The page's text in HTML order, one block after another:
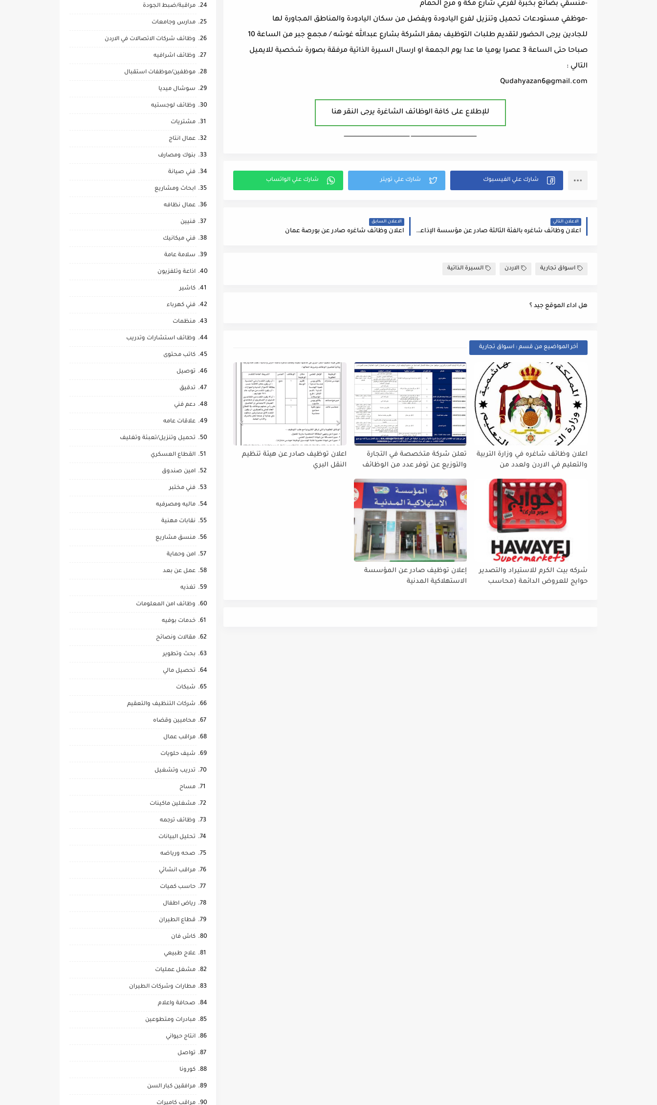
-منسقي بضائع بخبرة لفرعي شارع مكة و مرج الحمام
-موظفي مستودعات تحميل وتنزيل لفرع اليادودة ويفضل من سكان اليادودة والمناطق المجاورة لها
للجادين يرجى الحضور لتقديم طلبات التوظيف بمقر الشركة بشارع عبدالله غوشه / مجمع جبر من الساعة 10
صباحا حتى الساعة 3 عصرا يوميا ما عدا يوم الجمعة او ارسال السيرة الذاتية مرفقة بصورة شخصية للايميل
التالي :
Qudahyazan6@gmail.com
للإطلاع على كافة الوظائف الشاغرة يرجى النقر هنا
ـــــــــــــــــــــــــــــــــــــــــــــــــــــــــــــــــــ ـــــــــــــــــــــــــــــــــــــــــــــــــــــــــــــــــــ
الاعلان التالي
اعلان وظائف شاغره بالفئة الثالثة صادر عن مؤسسة الإذاعة والتلفزيون
الاعلان السابق
اعلان وظائف شاغره صادر عن بورصة عمان
اسواق تجارية الاردن السيرة الذاتية
هل اداء الموقع جيد ؟
أخر المواضيع من قسم : اسواق تجارية
اعلان وظائف شاغره في وزارة التربية
والتعليم في الاردن ولعدد من
تعلن شركة متخصصة في التجارة
والتوزيع عن توفر عدد من الوظائف
اعلان توظيف صادر عن هيئة تنظيم
النقل البري
شركه بيت الكرم للاستيراد والتصدير
حوايج للعروض الدائمة (محاسب
إعلان توظيف صادر عن المؤسسة
الاستهلاكية المدنية
مراقبة/ضبط الجودة
مدارس وجامعات
وظائف شركات الاتصالات في الاردن
وظائف اشرافيه
موظفين/موظفات استقبال
سوشال ميديا
وظائف لوجستيه
مشتريات
عمال انتاج
بنوك ومصارف
فني صيانة
ابحاث ومشاريع
عمال نظافه
فنيين
فني ميكانيك
سلامة عامة
اذاعة وتلفزيون
كاشير
فني كهرباء
منظمات
وظائف استشارات وتدريب
كاتب محتوى
توصيل
تدقيق
دعم فني
علاقات عامه
تحميل وتنزيل/تعبئة وتغليف
القطاع العسكري
امين صندوق
فني مختبر
ماليه ومصرفيه
نقابات مهنية
منسق مشاريع
امن وحماية
عمل عن بعد
تغذيه
وظائف امن المعلومات
خدمات بوفيه
مقالات ونصائح
بحث وتطوير
تحصيل مالي
شبكات
شركات التنظيف والتعقيم
محاميين وقضاه
مراقب عمال
شيف حلويات
تدريب وتشغيل
مساح
مشغلين ماكينات
وظائف ترجمه
تحليل البيانات
صحه ورياضه
مراقب انشائي
حاسب كميات
رياض اطفال
قطاع الطيران
كاش فان
علاج طبيعي
مشغل عمليات
مطارات وشركات الطيران
صحافة واعلام
مبادرات ومتطوعين
انتاج حيواني
تواصل
كورونا
مرافقين كبار السن
مراقب كاميرات